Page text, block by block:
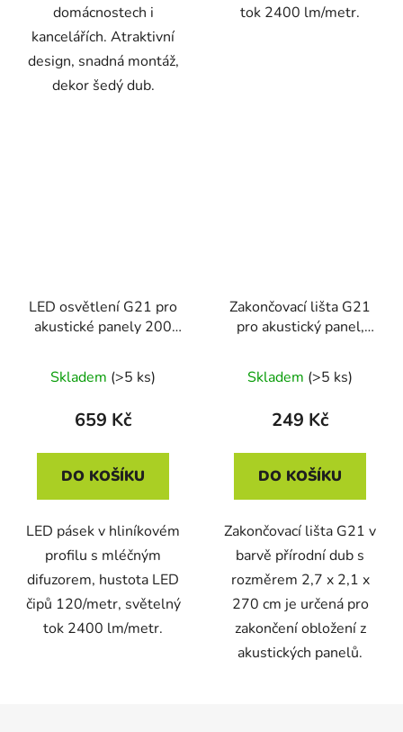
domácnostech i
kancelářích. Atraktivní
design, snadná montáž,
dekor šedý dub.
tok 2400 lm/metr.
LED osvětlení G21 pro
akustické panely 200
Skladem (>5 ks)
659 Kč
DO KOŠÍKU
LED pásek v hliníkovém
profilu s mléčným
difuzorem, hustota LED
čipů 120/metr, světelný
tok 2400 lm/metr.
Zakončovací lišta G21
pro akustický panel,
Skladem (>5 ks)
249 Kč
DO KOŠÍKU
Zakončovací lišta G21 v
barvě přírodní dub s
rozměrem 2,7 x 2,1 x
270 cm je určená pro
zakončení obložení z
akustických panelů.